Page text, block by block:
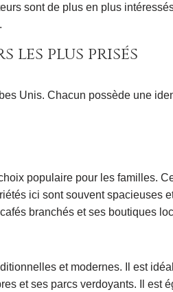
sont de plus en plus
les plus prisés
Unis. Chacun possède une
populaire pour les familles.
ici sont souvent spacieuses
branchés et ses boutiques
et modernes. Il est
et ses parcs verdoyants. Il est